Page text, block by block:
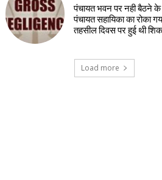
पंचायत भवन पर नही बैठने
पंचायत सहायिका का रोका
तहसील दिवस पर हुई थी
Load more